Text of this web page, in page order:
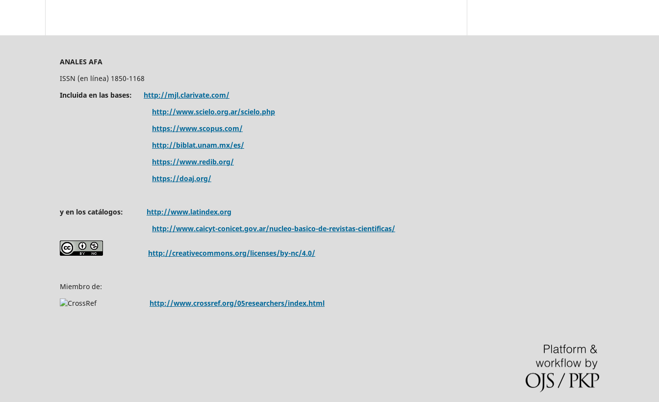
ANALES AFA
ISSN (en línea) 1850-1168
Incluida en las bases: http://mjl.clarivate.com/
http://www.scielo.org.ar/scielo.php
https://www.scopus.com/
http://biblat.unam.mx/es/
https://www.redib.org/
https://doaj.org/
y en los catálogos: http://www.latindex.org
http://www.caicyt-conicet.gov.ar/nucleo-basico-de-revistas-cientificas/
http://creativecommons.org/licenses/by-nc/4.0/
Miembro de:
http://www.crossref.org/05researchers/index.html